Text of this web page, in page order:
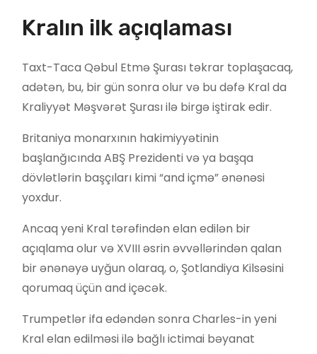
Kralın ilk açıqlaması
Taxt-Taca Qəbul Etmə Şurası təkrar toplaşacaq,
adətən, bu, bir gün sonra olur və bu dəfə Kral da
Kraliyyət Məşvərət Şurası ilə birgə iştirak edir.
Britaniya monarxının hakimiyyətinin
başlanğıcında ABŞ Prezidenti və ya başqa
dövlətlərin başçıları kimi “and içmə” ənənəsi
yoxdur.
Ancaq yeni Kral tərəfindən elan edilən bir
açıqlama olur və XVIII əsrin əvvəllərindən qalan
bir ənənəyə uyğun olaraq, o, Şotlandiya Kilsəsini
qorumaq üçün and içəcək.
Trumpetlər ifa edəndən sonra Charles-in yeni
Kral elan edilməsi ilə bağlı ictimai bəyanat